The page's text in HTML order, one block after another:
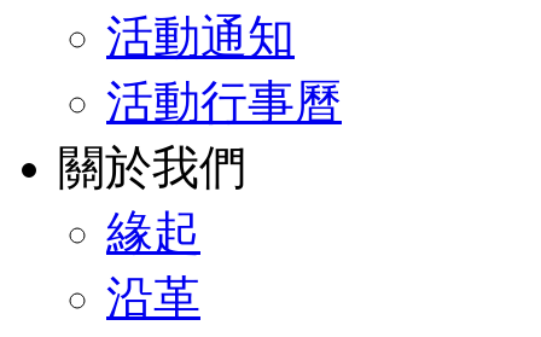
活動通知
活動行事曆
關於我們
緣起
沿革